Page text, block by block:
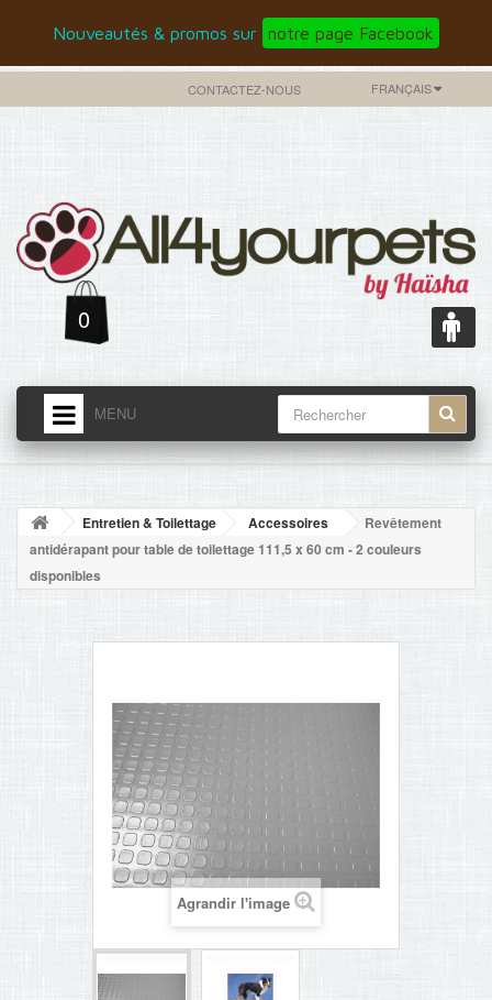
Nouveautés & promos sur notre page Facebook
FRANÇAIS
CONTACTEZ-NOUS
0
MENU
ACCUEIL
NOUVELLES
ACCUEIL
CONTACT
Entretien & Toilettage Accessoires
Revêtement
antidérapant pour table de toilettage 111,5 x 60 cm - 2 couleurs
disponibles
Agrandir l'image